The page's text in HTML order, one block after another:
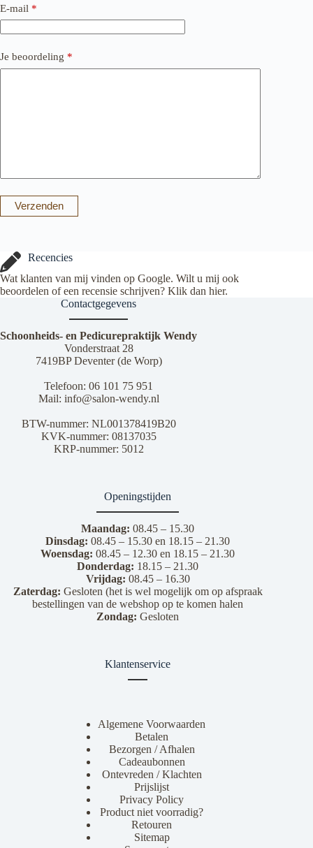
E-mail *
Je beoordeling *
Verzenden
Recencies
Wat klanten van mij vinden op Google. Wilt u mij ook
beoordelen of een recensie schrijven? Klik dan hier.
Contactgegevens
Schoonheids- en Pedicurepraktijk Wendy
Vonderstraat 28
7419BP Deventer (de Worp)
Telefoon: 06 101 75 951
Mail: info@salon-wendy.nl
BTW-nummer: NL001378419B20
KVK-nummer: 08137035
KRP-nummer: 5012
Openingstijden
Maandag:08.45 – 15.30
Dinsdag: 08.45 – 15.30 en 18.15 – 21.30
Woensdag: 08.45 – 12.30 en 18.15 – 21.30
Donderdag: 18.15 – 21.30
Vrijdag: 08.45 – 16.30
Zaterdag: Gesloten (het is wel mogelijk om op afspraak
bestellingen van de webshop op te komen halen
Zondag: Gesloten
Klantenservice
Algemene Voorwaarden
Betalen
Bezorgen / Afhalen
Cadeaubonnen
Ontevreden / Klachten
Prijslijst
Privacy Policy
Product niet voorradig?
Retouren
Sitemap